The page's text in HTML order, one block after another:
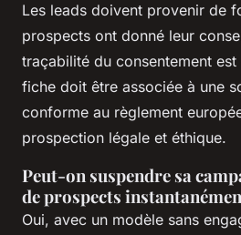
Les leads doivent provenir de
prospects ont donné leur
traçabilité du consentement
fiche doit être associée à une
conforme au règlement
prospection légale et éthique.
Peut-on suspendre sa
de prospects
Oui, avec un modèle sans